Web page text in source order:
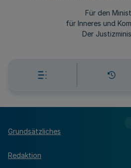
Für den
für Inneres und
Der
Grundsätzliches
Redaktion